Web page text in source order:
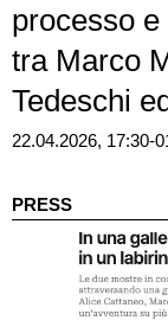
processo e
tra Marco
Tedeschi
22.04.2026, 17:30-
PRESS